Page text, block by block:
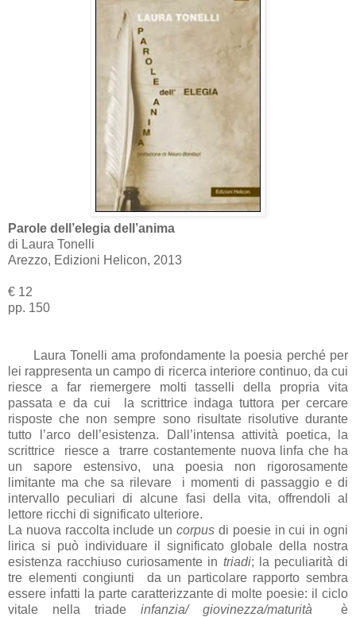
Parole dell’elegia dell’anima
di Laura Tonelli
Arezzo, Edizioni Helicon, 2013
€ 12
pp. 150
Laura Tonelli ama profondamente la poesia perché per
lei rappresenta un campo di ricerca interiore continuo, da cui
riesce a far riemergere molti tasselli della propria vita
passata e da cui la scrittrice indaga tuttora per cercare
risposte che non sempre sono risultate risolutive durante
tutto l’arco dell’esistenza. Dall’intensa attività poetica, la
scrittrice riesce a trarre costantemente nuova linfa che ha
un sapore estensivo, una poesia non rigorosamente
limitante ma che sa rilevare i momenti di passaggio e di
intervallo peculiari di alcune fasi della vita, offrendoli al
lettore ricchi di significato ulteriore.
La nuova raccolta include uncorpus di poesie in cui in ogni
lirica si può individuare il significato globale della nostra
esistenza racchiuso curiosamente in triadi; la peculiarità di
tre elementi congiunti da un particolare rapporto sembra
essere infatti la parte caratterizzante di molte poesie: il ciclo
vitale nella triade infanzia/ giovinezza/maturità
è